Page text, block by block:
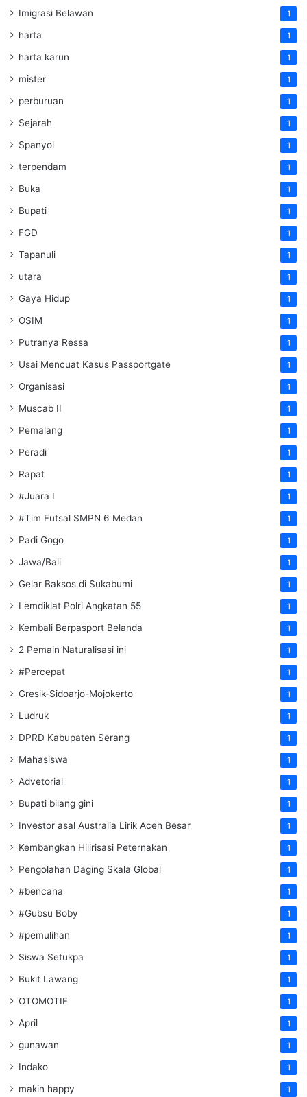
Imigrasi Belawan 1
harta 1
harta karun 1
mister 1
perburuan 1
Sejarah 1
Spanyol 1
terpendam 1
Buka 1
Bupati 1
FGD 1
Tapanuli 1
utara 1
Gaya Hidup 1
OSIM 1
Putranya Ressa 1
Usai Mencuat Kasus Passportgate 1
Organisasi 1
Muscab II 1
Pemalang 1
Peradi 1
Rapat 1
#Juara I 1
#Tim Futsal SMPN 6 Medan 1
Padi Gogo 1
Jawa/Bali 1
Gelar Baksos di Sukabumi 1
Lemdiklat Polri Angkatan 55 1
Kembali Berpasport Belanda 1
2 Pemain Naturalisasi ini 1
#Percepat 1
Gresik-Sidoarjo-Mojokerto 1
Ludruk 1
DPRD Kabupaten Serang 1
Mahasiswa 1
Advetorial 1
Bupati bilang gini 1
Investor asal Australia Lirik Aceh Besar 1
Kembangkan Hilirisasi Peternakan 1
Pengolahan Daging Skala Global 1
#bencana 1
#Gubsu Boby 1
#pemulihan 1
Siswa Setukpa 1
Bukit Lawang 1
OTOMOTIF 1
April 1
gunawan 1
Indako 1
makin happy 1